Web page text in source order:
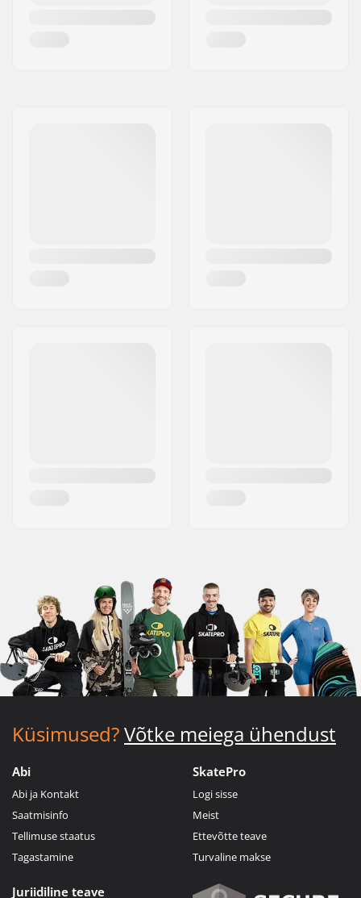
Küsimused?Võtke meiega ühendust
Abi
Abi ja Kontakt
Saatmisinfo
Tellimuse staatus
Tagastamine
SkatePro
Logi sisse
Meist
Ettevõtte teave
Turvaline makse
Juriidiline teave